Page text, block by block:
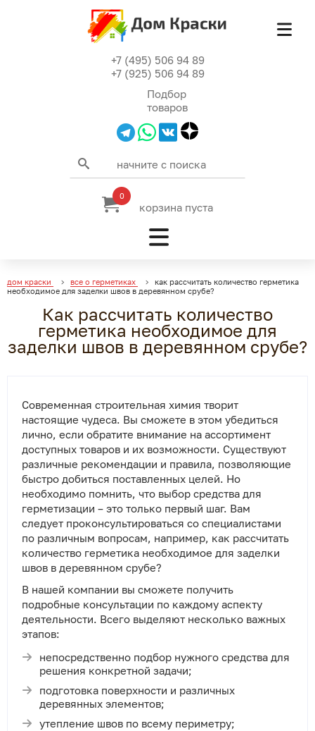
+7 (495) 506 94 89
+7 (925) 506 94 89
Подбор
товаров
0
корзина пуста
дом краски все о герметиках
как рассчитать количество герметика
необходимое для заделки швов в деревянном срубе?
Как рассчитать количество
герметика необходимое для
заделки швов в деревянном срубе?
Современная строительная химия творит
настоящие чудеса. Вы сможете в этом убедиться
лично, если обратите внимание на ассортимент
доступных товаров и их возможности. Существуют
различные рекомендации и правила, позволяющие
быстро добиться поставленных целей. Но
необходимо помнить, что выбор средства для
герметизации – это только первый шаг. Вам
следует проконсультироваться со специалистами
по различным вопросам, например, как рассчитать
количество герметика необходимое для заделки
швов в деревянном срубе?
В нашей компании вы сможете получить
подробные консультации по каждому аспекту
деятельности. Всего выделяют несколько важных
этапов:
непосредственно подбор нужного средства для
решения конкретной задачи;
подготовка поверхности и различных
деревянных элементов;
утепление швов по всему периметру;